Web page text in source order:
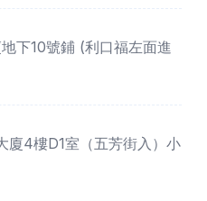
下10號鋪 (利口福左面進
廈4樓D1室（五芳街入）小